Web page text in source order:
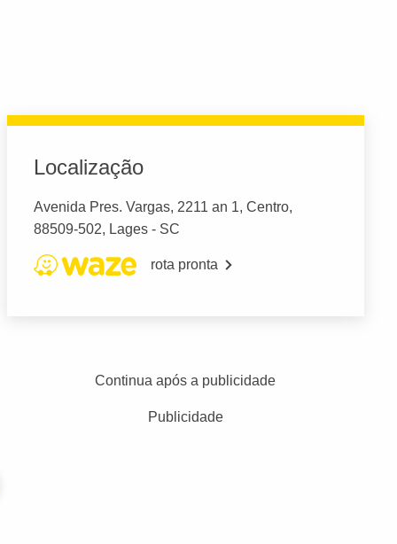
Localização
Avenida Pres. Vargas, 2211 an 1, Centro,
88509-502, Lages - SC
rota pronta
Continua após a publicidade
Publicidade